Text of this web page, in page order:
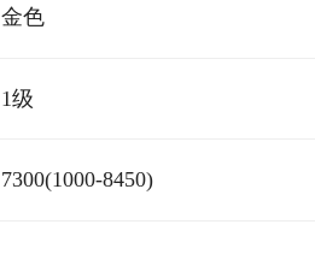
金色
1级
7300(1000-8450)